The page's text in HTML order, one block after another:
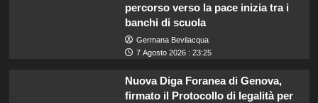
percorso verso la pace inizia tra i
banchi di scuola
Germana Bevilacqua
7 Agosto 2026 : 23:25
Nuova Diga Foranea di Genova,
firmato il Protocollo di legalità per